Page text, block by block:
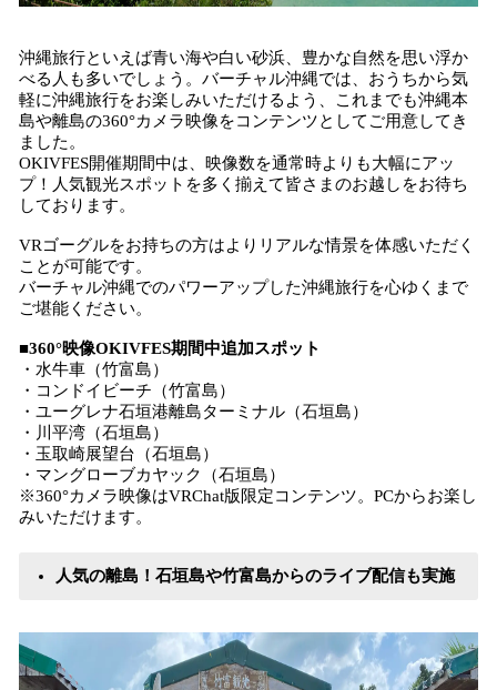
沖縄旅行といえば青い海や白い砂浜、豊かな自然を思い浮か
べる人も多いでしょう。バーチャル沖縄では、おうちから気
軽に沖縄旅行をお楽しみいただけるよう、これまでも沖縄本
島や離島の360°カメラ映像をコンテンツとしてご用意してき
ました。
OKIVFES開催期間中は、映像数を通常時よりも大幅にアッ
プ！人気観光スポットを多く揃えて皆さまのお越しをお待ち
しております。
VRゴーグルをお持ちの方はよりリアルな情景を体感いただく
ことが可能です。
バーチャル沖縄でのパワーアップした沖縄旅行を心ゆくまで
ご堪能ください。
■360°映像OKIVFES期間中追加スポット
・水牛車（竹富島）
・コンドイビーチ（竹富島）
・ユーグレナ石垣港離島ターミナル（石垣島）
・川平湾（石垣島）
・玉取崎展望台​​（石垣島）
・マングローブカヤック（石垣島）
※360°カメラ映像はVRChat版限定コンテンツ。PCからお楽し
みいただけます。
人気の離島！石垣島や竹富島からのライブ配信も実施